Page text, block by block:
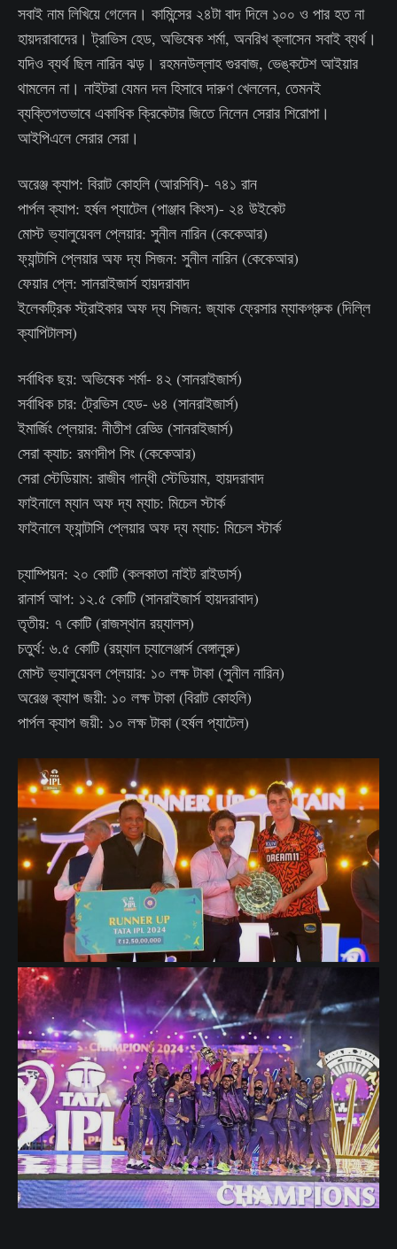
সবাই নাম লিখিয়ে গেলেন। কামিন্সের ২৪টা বাদ দিলে ১০০ ও পার হত না
হায়দরাবাদের। ট্রাভিস হেড, অভিষেক শর্মা, অনরিখ ক্লাসেন সবাই ব্যর্থ।
যদিও ব্যর্থ ছিল নারিন ঝড়। রহমনউল্লাহ গুরবাজ, ভেঙ্কটেশ আইয়ার
থামলেন না। নাইটরা যেমন দল হিসাবে দারুণ খেললেন, তেমনই
ব্যক্তিগতভাবে একাধিক ক্রিকেটার জিতে নিলেন সেরার শিরোপা।
আইপিএলে সেরার সেরা।
অরেঞ্জ ক্যাপ: বিরাট কোহলি (আরসিবি)- ৭৪১ রান
পার্পল ক্যাপ: হর্ষল প্যাটেল (পাঞ্জাব কিংস)- ২৪ উইকেট
মোস্ট ভ্যালুয়েবল প্লেয়ার: সুনীল নারিন (কেকেআর)
ফ্যান্টাসি প্লেয়ার অফ দ্য সিজন: সুনীল নারিন (কেকেআর)
ফেয়ার প্লে: সানরাইজার্স হায়দরাবাদ
ইলেকট্রিক স্ট্রাইকার অফ দ্য সিজন: জ্যাক ফ্রেসার ম্যাকগ্রুক (দিল্লি
ক্যাপিটালস)
সর্বাধিক ছয়: অভিষেক শর্মা- ৪২ (সানরাইজার্স)
সর্বাধিক চার: ট্রেভিস হেড- ৬৪ (সানরাইজার্স)
ইমার্জিং প্লেয়ার: নীতীশ রেড্ডি (সানরাইজার্স)
সেরা ক্যাচ: রমণদীপ সিং (কেকেআর)
সেরা স্টেডিয়াম: রাজীব গান্ধী স্টেডিয়াম, হায়দরাবাদ
ফাইনালে ম্যান অফ দ্য ম্যাচ: মিচেল স্টার্ক
ফাইনালে ফ্যান্টাসি প্লেয়ার অফ দ্য ম্যাচ: মিচেল স্টার্ক
চ্যাম্পিয়ন: ২০ কোটি (কলকাতা নাইট রাইডার্স)
রানার্স আপ: ১২.৫ কোটি (সানরাইজার্স হায়দরাবাদ)
তৃতীয়: ৭ কোটি (রাজস্থান রয়্যালস)
চতুর্থ: ৬.৫ কোটি (রয়্যাল চ্যালেঞ্জার্স বেঙ্গালুরু)
মোস্ট ভ্যালুয়েবল প্লেয়ার: ১০ লক্ষ টাকা (সুনীল নারিন)
অরেঞ্জ ক্যাপ জয়ী: ১০ লক্ষ টাকা (বিরাট কোহলি)
পার্পল ক্যাপ জয়ী: ১০ লক্ষ টাকা (হর্ষল প্যাটেল)